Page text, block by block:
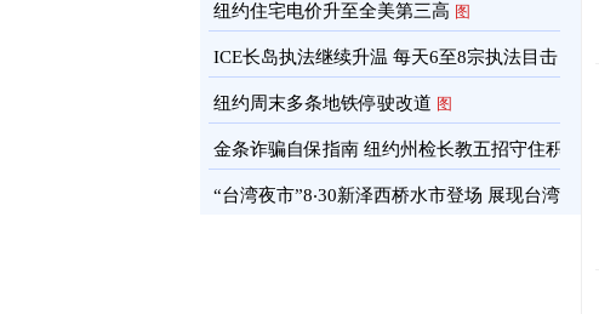
纽约住宅电价升至全美第三高 图
ICE长岛执法继续升温 每天6至8宗执法目击
通报 图
纽约周末多条地铁停驶改道 图
金条诈骗自保指南 纽约州检长教五招守住积
蓄 图
“台湾夜市”8‧30新泽西桥水市登场 展现台湾